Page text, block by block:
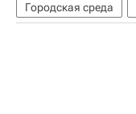
Городская среда